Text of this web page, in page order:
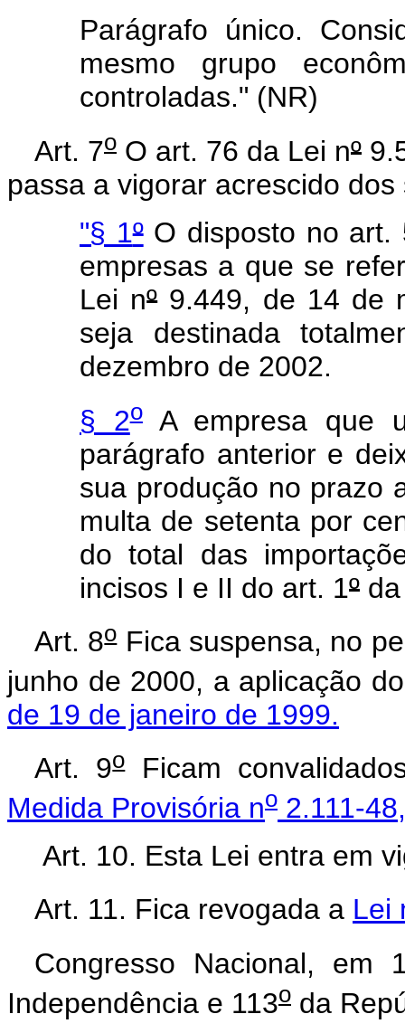
Parágrafo único.
mesmo grupo
controladas." (NR)
Art. 7o O art. 76 da Lei nº
passa a vigorar acrescido
"§ 1ºO disposto no art.
empresas a que se
Lei nº9.449, de 14 de
seja destinada
dezembro de 2002.
§ 2oA empresa que
parágrafo anterior e
sua produção no prazo
multa de setenta por
do total das
incisos I e II do art. 1º
Art. 8oFica suspensa, no
junho de 2000, a aplicação
de 19 de janeiro de 1999.
Art. 9oFicam
Medida Provisória no 2.111-
Art. 10. Esta Lei entra em
Art. 11. Fica revogada a Lei
Congresso Nacional,
Independência e 113o da